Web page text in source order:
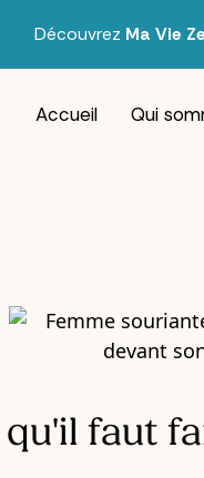
Accueil Qui
faut
Découvrez Ma Vie